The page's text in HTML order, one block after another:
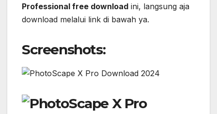
Professional free download ini, langsung aja
download melalui link di bawah ya.
Screenshots: